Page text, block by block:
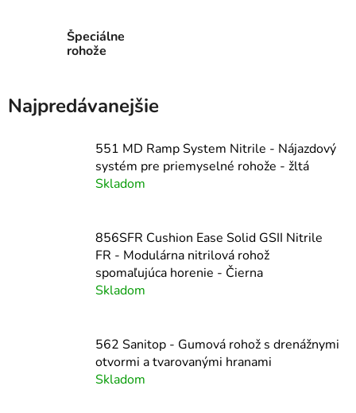
Špeciálne
rohože
Najpredávanejšie
551 MD Ramp System Nitrile - Nájazdový
systém pre priemyselné rohože - žltá
Skladom
856SFR Cushion Ease Solid GSII Nitrile
FR - Modulárna nitrilová rohož
spomaľujúca horenie - Čierna
Skladom
562 Sanitop - Gumová rohož s drenážnymi
otvormi a tvarovanými hranami
Skladom